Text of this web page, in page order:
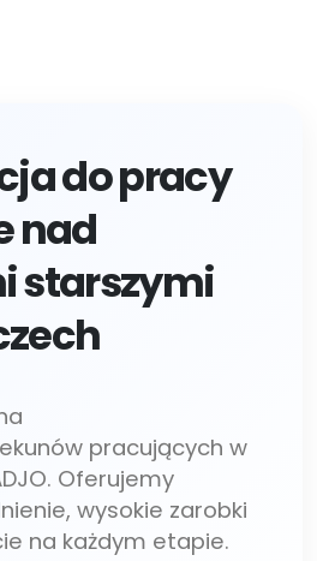
do pracy
nad
starszymi
pracujących w
Oferujemy
wysokie zarobki
na każdym etapie.